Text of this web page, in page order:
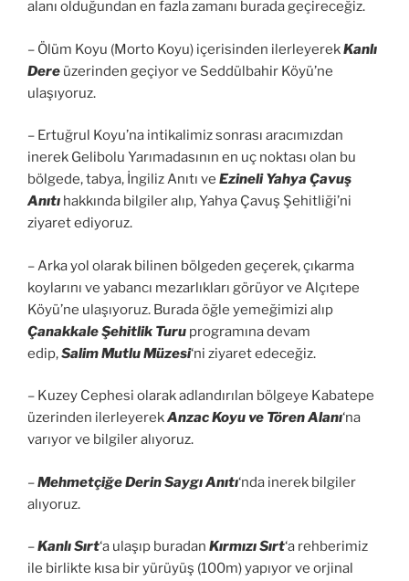
alanı olduğundan en fazla zamanı burada geçireceğiz.
– Ölüm Koyu (Morto Koyu) içerisinden ilerleyerekKanlı
Dere üzerinden geçiyor ve Seddülbahir Köyü’ne
ulaşıyoruz.
– Ertuğrul Koyu’na intikalimiz sonrası aracımızdan
inerek Gelibolu Yarımadasının en uç noktası olan bu
bölgede, tabya, İngiliz Anıtı ve Ezineli Yahya Çavuş
Anıtı hakkında bilgiler alıp, Yahya Çavuş Şehitliği’ni
ziyaret ediyoruz.
– Arka yol olarak bilinen bölgeden geçerek, çıkarma
koylarını ve yabancı mezarlıkları görüyor ve Alçıtepe
Köyü’ne ulaşıyoruz. Burada öğle yemeğimizi alıp
Çanakkale Şehitlik Turu programına devam
edip,Salim Mutlu Müzesi‘ni ziyaret edeceğiz.
– Kuzey Cephesi olarak adlandırılan bölgeye Kabatepe
üzerinden ilerleyerekAnzac Koyu ve Tören Alanı‘na
varıyor ve bilgiler alıyoruz.
–Mehmetçiğe Derin Saygı Anıtı‘nda inerek bilgiler
alıyoruz.
–Kanlı Sırt‘a ulaşıp buradan Kırmızı Sırt‘a rehberimiz
ile birlikte kısa bir yürüyüş (100m) yapıyor ve orjinal